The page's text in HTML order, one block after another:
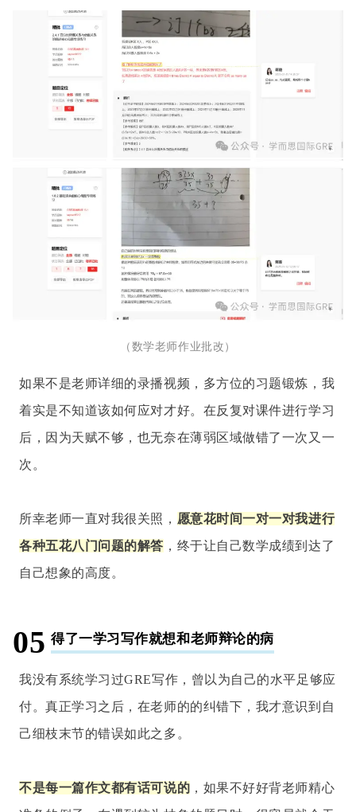
（数学老师作业批改）
如果不是老师详细的录播视频，多方位的习题锻炼，我
着实是不知道该如何应对才好。在反复对课件进行学习
后，因为天赋不够，也无奈在薄弱区域做错了一次又一
次。
所幸老师一直对我很关照， 愿意花时间一对一对我进行
各种五花八门问题的解答 ，终于让自己数学成绩到达了
自己想象的高度。
05 得了一学习写作就想和老师辩论的病
我没有系统学习过GRE写作，曾以为自己的水平足够应
付。真正学习之后，在老师的的纠错下，我才意识到自
己细枝末节的错误如此之多。
不是每一篇作文都有话可说的 ，如果不好好背老师精心